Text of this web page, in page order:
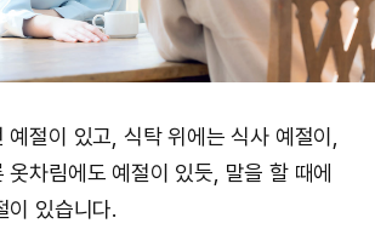
절이 있고, 식탁 위에는 식사 예절이,
옷차림에도 예절이 있듯, 말을 할 때에
이 있습니다.